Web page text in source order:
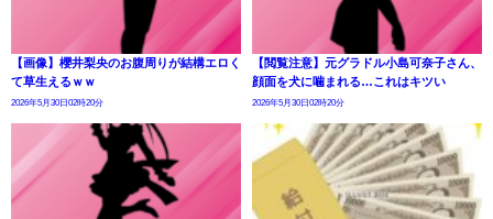
【画像】櫻井梨央のお腹周りが結構エロく
て草生えるｗｗ
2026年5月30日02時20分
【閲覧注意】元グラドル小島可奈子さん、
顔面を犬に噛まれる…これはキツい
2026年5月30日02時20分